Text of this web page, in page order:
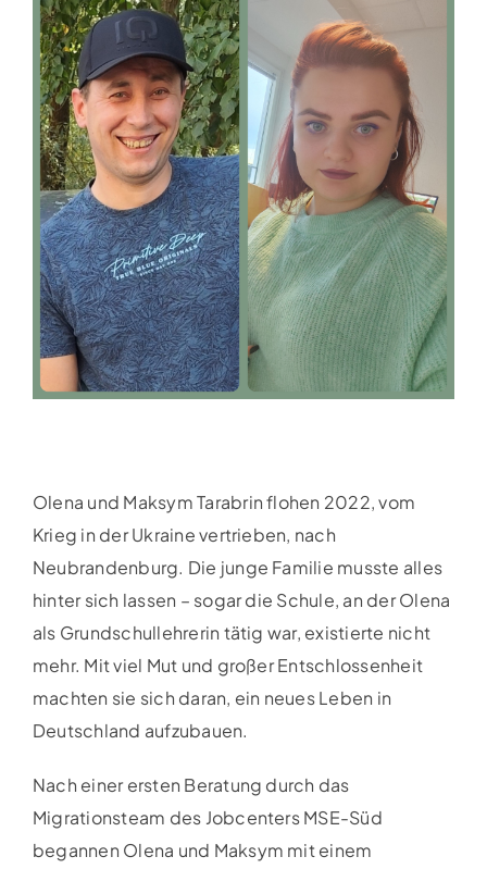
Olena und Maksym Tarabrin flohen 2022, vom
Krieg in der Ukraine vertrieben, nach
Neubrandenburg. Die junge Familie musste alles
hinter sich lassen – sogar die Schule, an der Olena
als Grundschullehrerin tätig war, existierte nicht
mehr. Mit viel Mut und großer Entschlossenheit
machten sie sich daran, ein neues Leben in
Deutschland aufzubauen.
Nach einer ersten Beratung durch das
Migrationsteam des Jobcenters MSE-Süd
begannen Olena und Maksym mit einem